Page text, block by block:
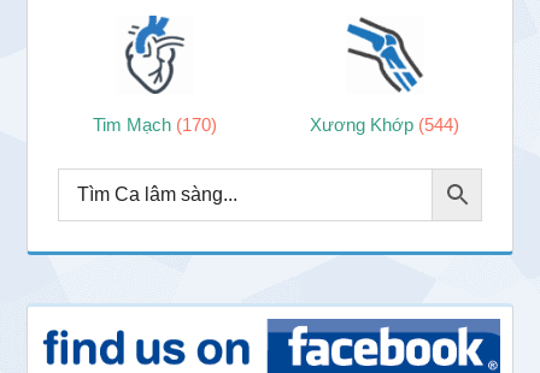
Tim Mạch (170) Xương Khớp (544)